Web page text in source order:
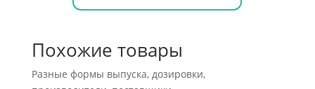
Похожие товары
Разные формы выпуска, дозировки,